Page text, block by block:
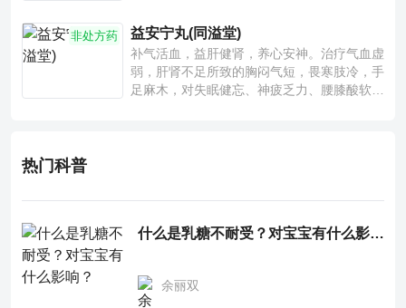
非处方药 益安宁丸(同溢堂)
补气活血，益肝健肾，养心安神。治疗气血虚
弱，肝肾不足所致的胸闷气短，畏寒肢冷，手
足麻木，对失眠健忘、神疲乏力、腰膝酸软也
热门科普
什么是乳糖不耐受？对宝宝有什么影响？
余丽双